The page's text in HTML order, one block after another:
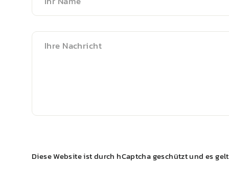
Name
Ihre
Nachricht
senden
Diese Website ist durch hCaptcha geschützt und es